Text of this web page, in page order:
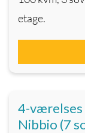
etage.
4-værelses
Nibbio (7